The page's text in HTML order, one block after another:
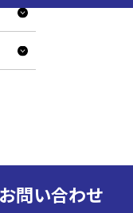
問い合わせ